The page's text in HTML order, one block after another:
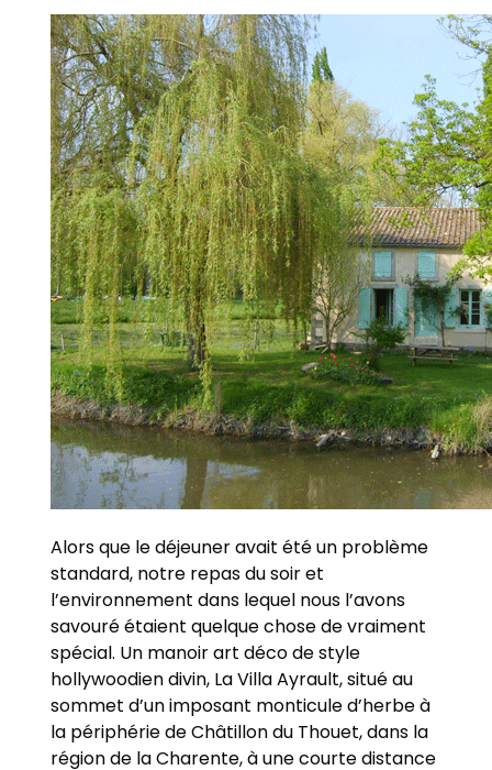
Alors que le déjeuner avait été un problème
standard, notre repas du soir et
l’environnement dans lequel nous l’avons
savouré étaient quelque chose de vraiment
spécial. Un manoir art déco de style
hollywoodien divin, La Villa Ayrault, situé au
sommet d’un imposant monticule d’herbe à
la périphérie de Châtillon du Thouet, dans la
région de la Charente, à une courte distance